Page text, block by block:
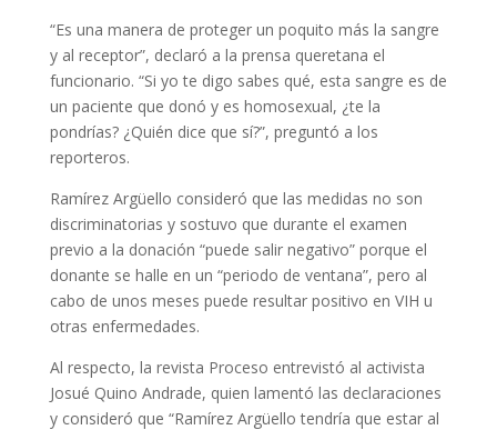
“Es una manera de proteger un poquito más la sangre
y al receptor”, declaró a la prensa queretana el
funcionario. “Si yo te digo sabes qué, esta sangre es de
un paciente que donó y es homosexual, ¿te la
pondrías? ¿Quién dice que sí?”, preguntó a los
reporteros.
Ramírez Argüello consideró que las medidas no son
discriminatorias y sostuvo que durante el examen
previo a la donación “puede salir negativo” porque el
donante se halle en un “periodo de ventana”, pero al
cabo de unos meses puede resultar positivo en VIH u
otras enfermedades.
Al respecto, la revista Proceso entrevistó al activista
Josué Quino Andrade, quien lamentó las declaraciones
y consideró que “Ramírez Argüello tendría que estar al